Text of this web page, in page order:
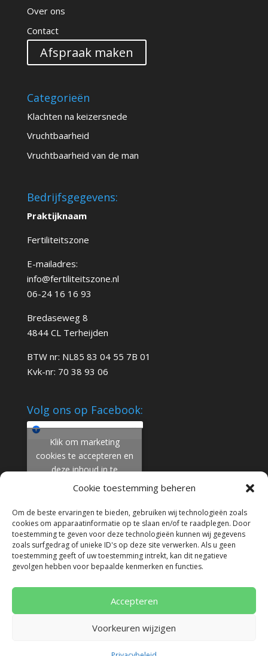
Cookie toestemming beheren
Om de beste ervaringen te bieden, gebruiken wij technologieën zoals
cookies om apparaatinformatie op te slaan en/of te raadplegen. Door
toestemming te geven voor deze technologieën kunnen wij gegevens
zoals surfgedrag of unieke ID's op deze site verwerken. Als u geen
toestemming geeft of uw toestemming intrekt, kan dit negatieve
gevolgen hebben voor bepaalde kenmerken en functies.
Accepteren
Voorkeuren wijzigen
Over ons
Contact
Afspraak maken
Categorieën
Klachten na keizersnede
Vruchtbaarheid
Vruchtbaarheid van de man
Bedrijfsgegevens:
Praktijknaam
Fertiliteitszone
E-mailadres:
info@fertiliteitszone.nl
06-24 16 16 93
Bredaseweg 8
4844 CL Terheijden
BTW nr: NL85 83 04 55 7B 01
Kvk-nr: 70 38 93 06
Volg ons op Facebook:
Klik om marketing
cookies te accepteren en
deze inhoud in te
schakelen
Algemene voorwaarden
Disclaimer
Cookies
Privacy Klachtenregeling